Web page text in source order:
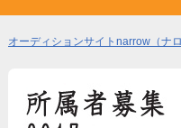
オーディションサイトnarrow（ナロ